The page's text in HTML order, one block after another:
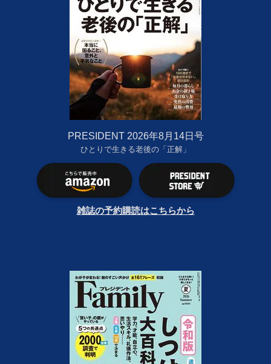
PRESIDENT 2026年8月14日号
ひとりで生きる老後の「正解」
雑誌の予約購読はこちらから